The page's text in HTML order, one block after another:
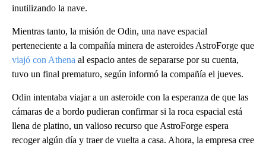
inutilizando la nave.
Mientras tanto, la misión de Odin, una nave espacial
perteneciente a la compañía minera de asteroides AstroForge que
viajó con Athena al espacio antes de separarse por su cuenta,
tuvo un final prematuro, según informó la compañía el jueves.
Odin intentaba viajar a un asteroide con la esperanza de que las
cámaras de a bordo pudieran confirmar si la roca espacial está
llena de platino, un valioso recurso que AstroForge espera
recoger algún día y traer de vuelta a casa. Ahora, la empresa cree